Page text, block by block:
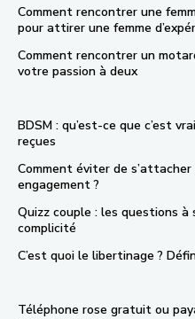
Comment rencontrer une
pour attirer une femme
Comment rencontrer un
votre passion à deux
BDSM : qu’est-ce que c’est
reçues
Comment éviter de
engagement ?
Quizz couple : les questions
complicité
C’est quoi le libertinage ?
Téléphone rose gratuit ou